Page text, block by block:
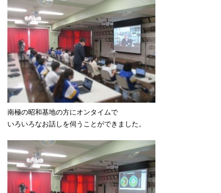
南極の昭和基地の方にオンタイムで
いろいろなお話しを伺うことができました。